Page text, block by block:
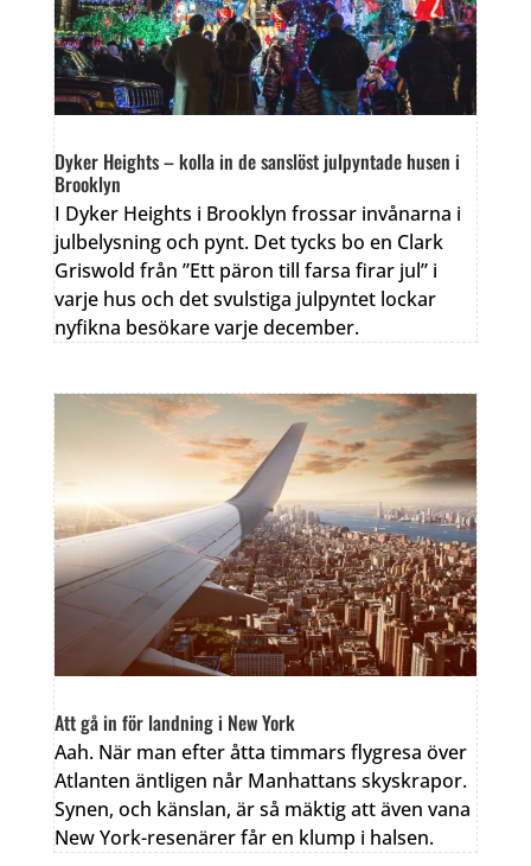
Dyker Heights – kolla in de sanslöst julpyntade husen i
Brooklyn
I Dyker Heights i Brooklyn frossar invånarna i
julbelysning och pynt. Det tycks bo en Clark
Griswold från ”Ett päron till farsa firar jul” i
varje hus och det svulstiga julpyntet lockar
nyfikna besökare varje december.
Att gå in för landning i New York
Aah. När man efter åtta timmars flygresa över
Atlanten äntligen når Manhattans skyskrapor.
Synen, och känslan, är så mäktig att även vana
New York-resenärer får en klump i halsen.